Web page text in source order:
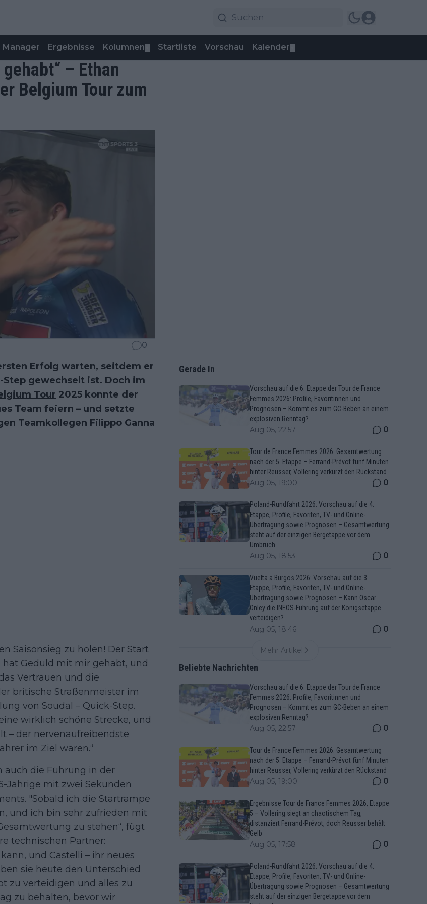
Manager Ergebnisse Kolumnen Startliste Vorschau Kalender
– Ethan
Belgium Tour zum
0
Erfolg warten, seitdem er
Step gewechselt ist. Doch im
Tour 2025 konnte der
Team feiern – und setzte
Teamkollegen Filippo Ganna
Saisonsieg zu holen! Der Start
hat Geduld mit mir gehabt, und
Vertrauen und die
britische Straßenmeister im
von Soudal – Quick-Step.
wirklich schöne Strecke, und
– der nervenaufreibendste
im Ziel waren.“
auch die Führung in der
Jährige mit zwei Sekunden
"Sobald ich die Startrampe
und ich bin sehr zufrieden mit
zu stehen“, fügt
technischen Partner:
und Castelli – ihr neues
sie heute den Unterschied
zu verteidigen und alles zu
zu behalten, bevor wir
Gerade In
Vorschau auf die 6. Etappe der Tour de France
Femmes 2026: Profile, Favoritinnen und
Prognosen – Kommt es zum GC-Beben an einem
explosiven Renntag?
Aug 05, 22:57 0
Tour de France Femmes 2026: Gesamtwertung
nach der 5. Etappe – Ferrand-Prévot fünf Minuten
hinter Reusser, Vollering verkürzt den Rückstand
Aug 05, 19:00 0
Poland-Rundfahrt 2026: Vorschau auf die 4.
Etappe, Profile, Favoriten, TV- und Online-
Übertragung sowie Prognosen – Gesamtwertung
steht auf der einzigen Bergetappe vor dem
Umbruch
Aug 05, 18:53 0
Vuelta a Burgos 2026: Vorschau auf die 3.
Etappe, Profile, Favoriten, TV- und Online-
Übertragung sowie Prognosen – Kann Oscar
Onley die INEOS-Führung auf der Königsetappe
verteidigen?
Aug 05, 18:46 0
Mehr Artikel
Beliebte Nachrichten
Vorschau auf die 6. Etappe der Tour de France
Femmes 2026: Profile, Favoritinnen und
Prognosen – Kommt es zum GC-Beben an einem
explosiven Renntag?
Aug 05, 22:57 0
Tour de France Femmes 2026: Gesamtwertung
nach der 5. Etappe – Ferrand-Prévot fünf Minuten
hinter Reusser, Vollering verkürzt den Rückstand
Aug 05, 19:00 0
Ergebnisse Tour de France Femmes 2026, Etappe
5 – Vollering siegt an chaotischem Tag,
distanziert Ferrand-Prévot, doch Reusser behält
Gelb
Aug 05, 17:58 0
Poland-Rundfahrt 2026: Vorschau auf die 4.
Etappe, Profile, Favoriten, TV- und Online-
Übertragung sowie Prognosen – Gesamtwertung
steht auf der einzigen Bergetappe vor dem